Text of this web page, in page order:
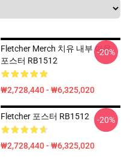
Fletcher Merch 치유 내부 아웃
포스터 RB1512
₩2,728,440 - ₩6,325,020
-20%
Fletcher 포스터 RB1512
₩2,728,440 - ₩6,325,020
-20%